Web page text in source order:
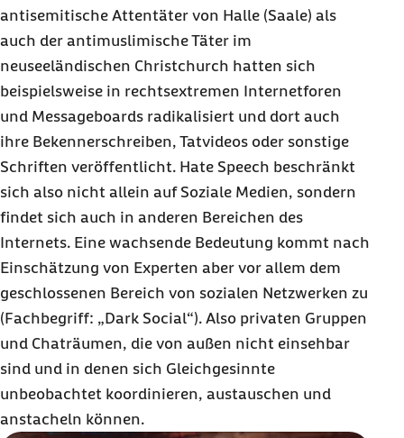
antisemitische Attentäter von Halle (Saale) als
auch der antimuslimische Täter im
neuseeländischen Christchurch hatten sich
beispielsweise in rechtsextremen Internetforen
und Messageboards radikalisiert und dort auch
ihre Bekennerschreiben, Tatvideos oder sonstige
Schriften veröffentlicht. Hate Speech beschränkt
sich also nicht allein auf Soziale Medien, sondern
findet sich auch in anderen Bereichen des
Internets. Eine wachsende Bedeutung kommt nach
Einschätzung von Experten aber vor allem dem
geschlossenen Bereich von sozialen Netzwerken zu
(Fachbegriff: „Dark Social“). Also privaten Gruppen
und Chaträumen, die von außen nicht einsehbar
sind und in denen sich Gleichgesinnte
unbeobachtet koordinieren, austauschen und
anstacheln können.